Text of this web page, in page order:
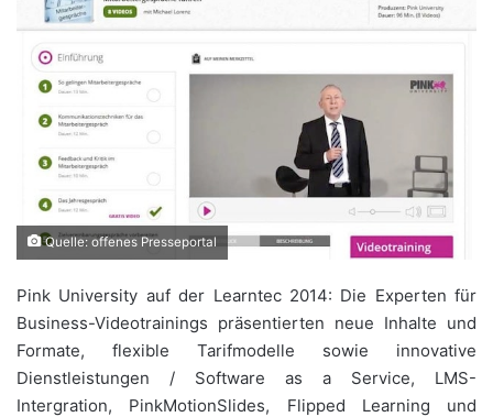
Quelle: offenes Presseportal
Pink University auf der Learntec 2014: Die Experten für
Business-Videotrainings präsentierten neue Inhalte und
Formate, flexible Tarifmodelle sowie innovative
Dienstleistungen / Software as a Service, LMS-
Intergration, PinkMotionSlides, Flipped Learning und